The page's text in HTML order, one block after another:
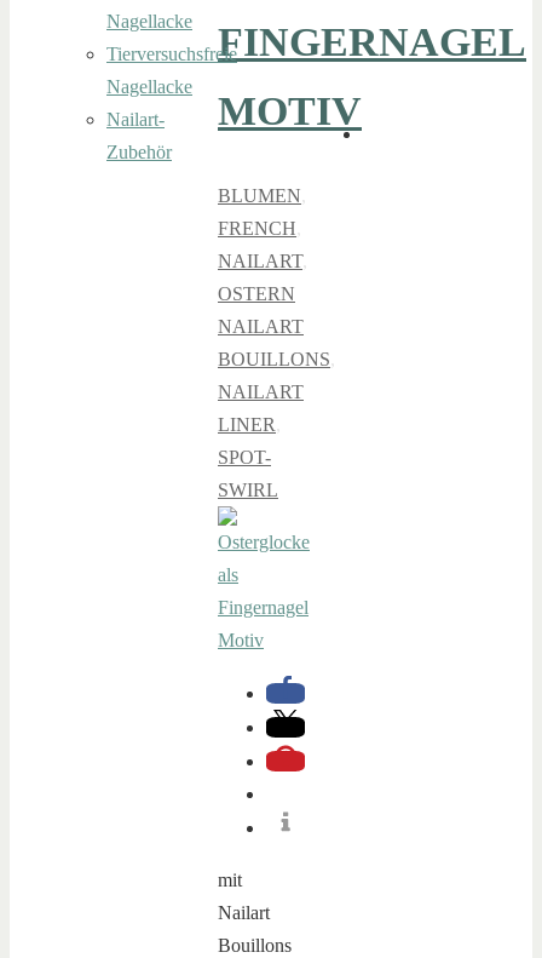
FINGERNAGEL
MOTIV
BLUMEN,
FRENCH,
NAILART,
OSTERN
NAILART
BOUILLONS,
NAILART
LINER,
SPOT-
SWIRL
mit
Nailart
Bouillons
Nagellacke
Tierversuchsfreie
Nagellacke
Nailart-
Zubehör